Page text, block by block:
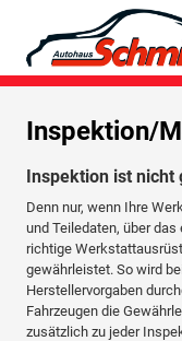
Inspektion/
Inspektion ist nicht
Denn nur, wenn Ihre
und Teiledaten, über
richtige
gewährleistet. So wird
Herstellervorgaben
Fahrzeugen die
zusätzlich zu jeder